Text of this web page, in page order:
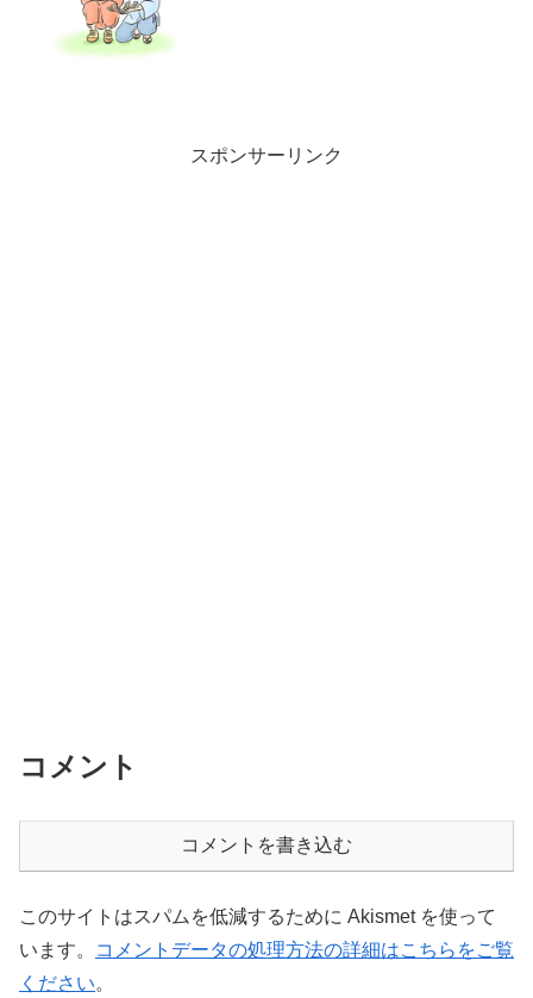
スポンサーリンク
コメント
コメントを書き込む
このサイトはスパムを低減するために Akismet を使って
います。
コメントデータの処理方法の詳細はこちらをご覧
ください。